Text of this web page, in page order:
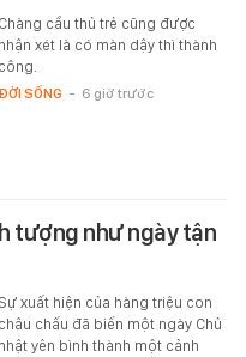
Chàng cầu thủ trẻ cũng được
nhận xét là có màn dậy thì thành
công.
ĐỜI SỐNG - 6 giờ trước
tượng như ngày tận
Sự xuất hiện của hàng triệu con
châu chấu đã biến một ngày Chủ
nhật yên bình thành một cảnh